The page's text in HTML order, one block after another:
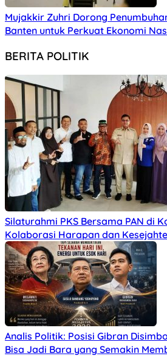
Mujakkir Zuhri Dorong
Banten untuk Perkuat Ekonomi
BERITA POLITIK
Silaturahmi PKS Bersama PAN di
Kolaborasi Harapan dan
Analis Politik: Posisi Gibran
Bisa Jadi Bara yang Semakin